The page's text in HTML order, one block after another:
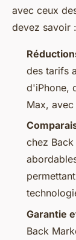
avec ceux
devez savoir :
des tarifs
d'iPhone,
Max,
chez
Garantie
Back